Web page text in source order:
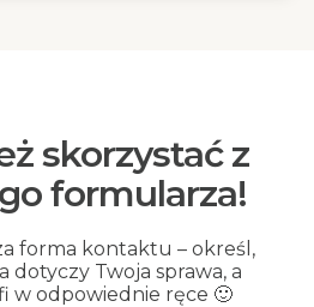
skorzystać z
formularza!
forma kontaktu – określ,
dotyczy Twoja sprawa, a
w odpowiednie ręce 🙂